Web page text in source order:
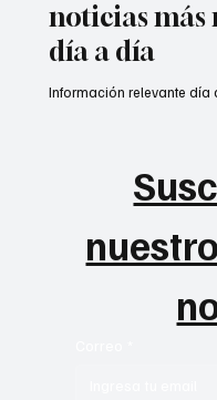
noticias más
día a día
Información relevante día